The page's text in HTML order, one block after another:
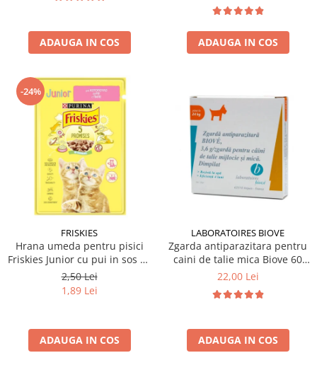
ADAUGA IN COS ADAUGA IN COS
-24%
FRISKIES
Hrana umeda pentru pisici
Friskies Junior cu pui in sos 85
gr
2,50 Lei
1,89 Lei
ADAUGA IN COS
LABORATOIRES BIOVE
Zgarda antiparazitara pentru
caini de talie mica Biove 60
cm
22,00 Lei
ADAUGA IN COS